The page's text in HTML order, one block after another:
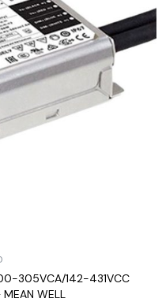
305VCA/142-431VCC
WELL